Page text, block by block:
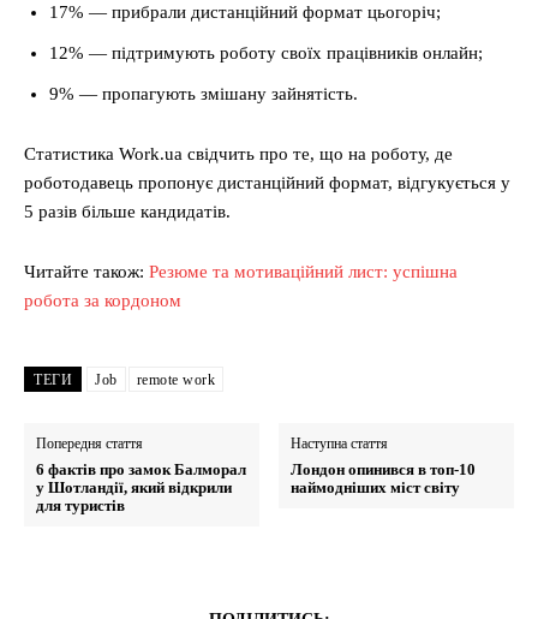
17% — прибрали дистанційний формат цьогоріч;
12% — підтримують роботу своїх працівників онлайн;
9% — пропагують змішану зайнятість.
Статистика Work.ua свідчить про те, що на роботу, де
роботодавець пропонує дистанційний формат, відгукується у
5 разів більше кандидатів.
Читайте також: Резюме та мотиваційний лист: успішна
робота за кордоном
ТЕГИ Job remote work
Попередня стаття
6 фактів про замок Балморал
у Шотландії, який відкрили
для туристів
Наступна стаття
Лондон опинився в топ-10
наймодніших міст світу